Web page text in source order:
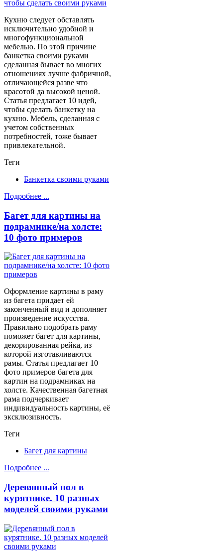
Кухню следует обставлять
исключительно удобной и
многофункциональной
мебелью. По этой причине
банкетка своими руками
сделанная бывает во многих
отношениях лучше фабричной,
отличающейся разве что
красотой да высокой ценой.
Статья предлагает 10 идей,
чтобы сделать банкетку на
кухню. Мебель, сделанная с
учетом собственных
потребностей, тоже бывает
привлекательной.
Теги
Банкетка своими руками
Подробнее ...
Багет для картины на
подрамнике/на холсте:
10 фото примеров
Оформление картины в раму
из багета придает ей
законченный вид и дополняет
произведение искусства.
Правильно подобрать раму
поможет багет для картины,
декорированная рейка, из
которой изготавливаются
рамы. Статья предлагает 10
фото примеров багета для
картин на подрамниках на
холсте. Качественная багетная
рама подчеркивает
индивидуальность картины, её
эксклюзивность.
Теги
Багет для картины
Подробнее ...
Деревянный пол в
курятнике. 10 разных
моделей своими руками